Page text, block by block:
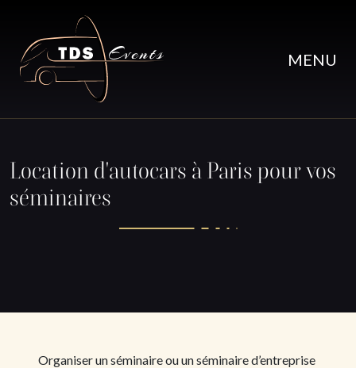
MENU
Location d'autocars à Paris pour vos
séminaires
Organiser un séminaire ou un séminaire d’entreprise